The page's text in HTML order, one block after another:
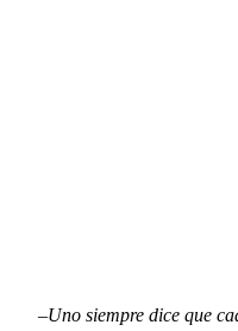
–Uno siempre dice que